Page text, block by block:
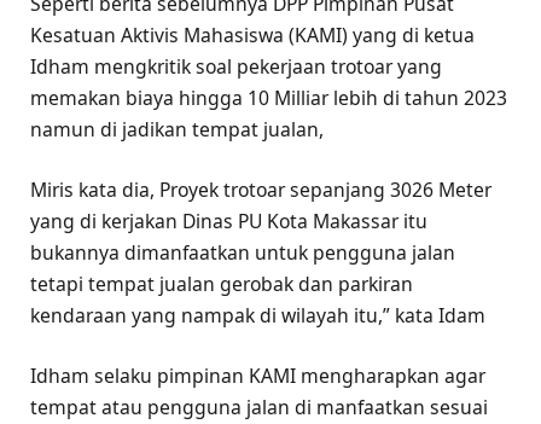
Kesatuan Aktivis Mahasiswa (KAMI) yang di ketua
Idham mengkritik soal pekerjaan trotoar yang
memakan biaya hingga 10 Milliar lebih di tahun 2023
namun di jadikan tempat jualan,
Miris kata dia, Proyek trotoar sepanjang 3026 Meter
yang di kerjakan Dinas PU Kota Makassar itu
bukannya dimanfaatkan untuk pengguna jalan
tetapi tempat jualan gerobak dan parkiran
kendaraan yang nampak di wilayah itu,” kata Idam
Idham selaku pimpinan KAMI mengharapkan agar
tempat atau pengguna jalan di manfaatkan sesuai